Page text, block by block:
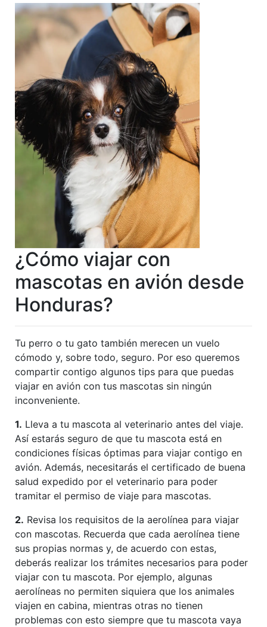
¿Cómo viajar con
mascotas en avión desde
Honduras?
Tu perro o tu gato también merecen un vuelo
cómodo y, sobre todo, seguro. Por eso queremos
compartir contigo algunos tips para que puedas
viajar en avión con tus mascotas sin ningún
inconveniente.
1. Lleva a tu mascota al veterinario antes del viaje.
Así estarás seguro de que tu mascota está en
condiciones físicas óptimas para viajar contigo en
avión. Además, necesitarás el certificado de buena
salud expedido por el veterinario para poder
tramitar el permiso de viaje para mascotas.
2. Revisa los requisitos de la aerolínea para viajar
con mascotas. Recuerda que cada aerolínea tiene
sus propias normas y, de acuerdo con estas,
deberás realizar los trámites necesarios para poder
viajar con tu mascota. Por ejemplo, algunas
aerolíneas no permiten siquiera que los animales
viajen en cabina, mientras otras no tienen
problemas con esto siempre que tu mascota vaya